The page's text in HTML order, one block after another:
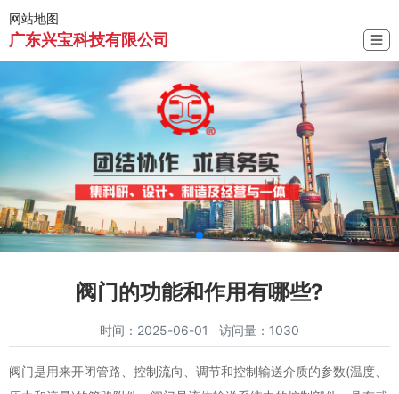
网站地图
广东兴宝科技有限公司 ☰
阀门的功能和作用有哪些?
时间：2025-06-01 访问量：1030
阀门是用来开闭管路、控制流向、调节和控制输送介质的参数(温度、